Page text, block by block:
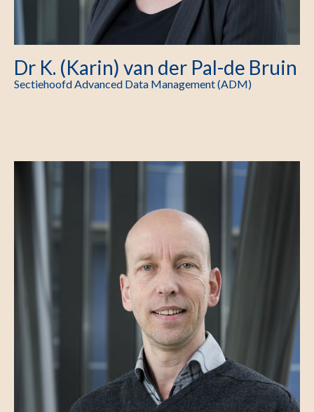
Dr K. (Karin) van der Pal-de Bruin
Sectiehoofd Advanced Data Management (ADM)